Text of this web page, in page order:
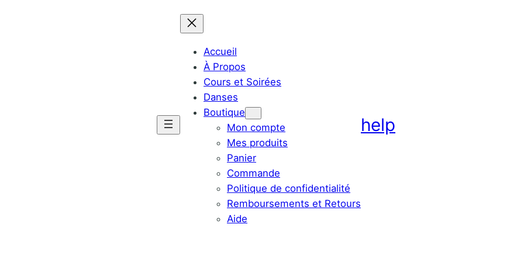
Accueil
À Propos
Cours et Soirées
Danses
Boutique
Mon compte
Mes produits
Panier
Commande
Politique de confidentialité
Remboursements et Retours
Aide
help